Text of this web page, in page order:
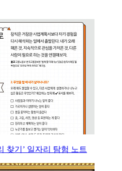
찾기’ 일자리 탐험 노트